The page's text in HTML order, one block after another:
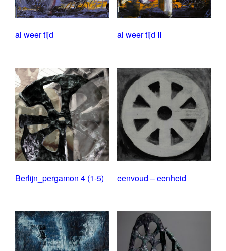
al weer tijd al weer tijd II
Berlijn_pergamon 4 (1-5) eenvoud – eenheid